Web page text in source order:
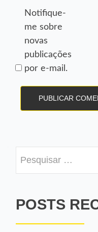
Notifique-
me sobre
novas
publicações
por e-mail.
POSTS